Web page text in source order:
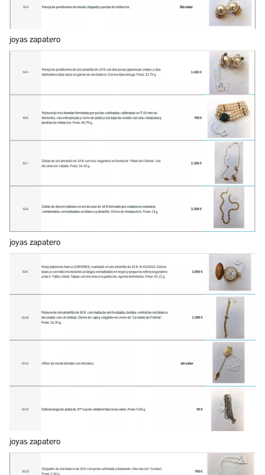
joyas zapatero
joyas zapatero
joyas zapatero